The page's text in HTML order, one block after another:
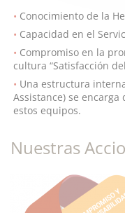
Conocimiento de la
Capacidad en el
Compromiso en la
cultura “Satisfacción
Una estructura
Assistance) se
estos equipos.
Nuestras